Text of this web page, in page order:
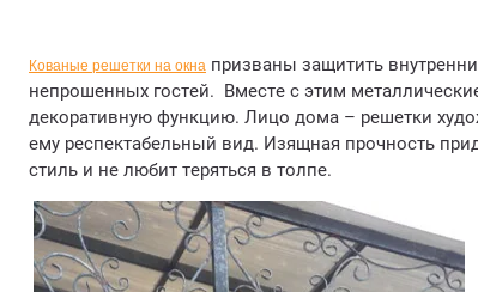
Кованые решетки на окна призваны защитить
непрошенных гостей. Вместе с этим
декоративную функцию. Лицо дома – решетки
ему респектабельный вид. Изящная прочность
стиль и не любит теряться в толпе.